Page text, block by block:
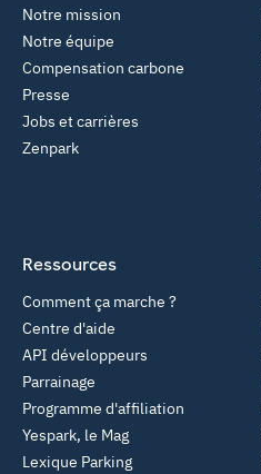
Notre mission
Notre équipe
Compensation carbone
Presse
Jobs et carrières
Zenpark
Ressources
Comment ça marche ?
Centre d'aide
API développeurs
Parrainage
Programme d'affiliation
Yespark, le Mag
Lexique Parking